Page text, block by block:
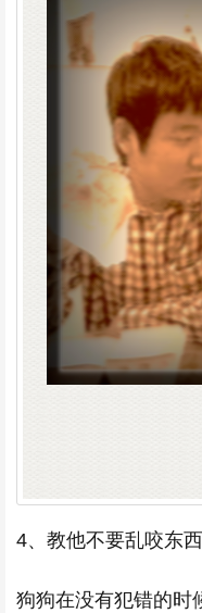
4、教他不要乱咬东西
狗狗在没有犯错的时